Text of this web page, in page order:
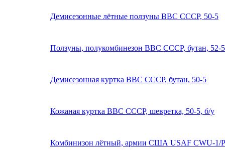
Демисезонные лётные ползуны ВВС СССР, 50-5
Ползуны, полукомбинезон ВВС СССР, бутан, 52-5
Демисезонная куртка ВВС СССР, бутан, 50-5
Кожаная куртка ВВС СССР, шевретка, 50-5, б/у
Комбинизон лётный, армии США USAF CWU-1/P